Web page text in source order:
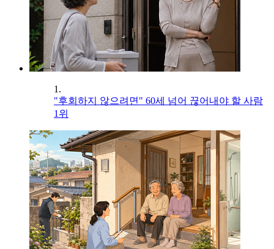
1.
"후회하지 않으려면" 60세 넘어 끊어내야 할 사람
1위